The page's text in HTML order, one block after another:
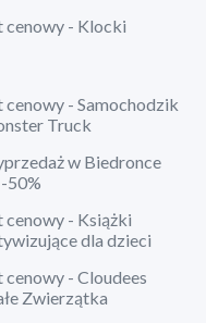
cenowy - Klocki
cenowy - Samochodzik
Truck
w Biedronce
50%
cenowy - Książki
dla dzieci
cenowy - Cloudees
Zwierzątka